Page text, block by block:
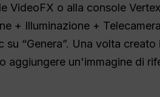
VideoFX o alla console
+ Illuminazione +
“Genera”. Una volta
aggiungere un'immagine di